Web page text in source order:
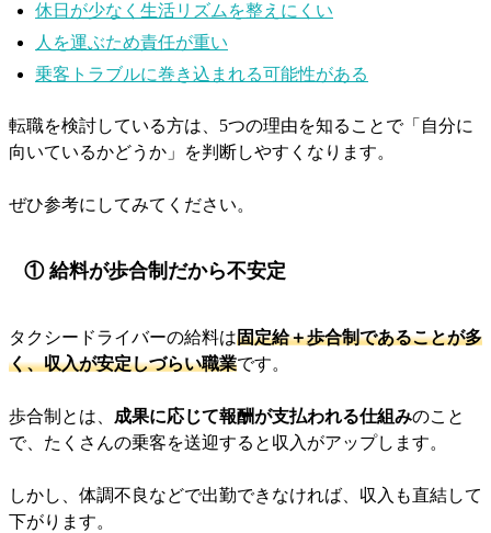
休日が少なく生活リズムを整えにくい
人を運ぶため責任が重い
乗客トラブルに巻き込まれる可能性がある
転職を検討している方は、5つの理由を知ることで「自分に
向いているかどうか」を判断しやすくなります。
ぜひ参考にしてみてください。
① 給料が歩合制だから不安定
タクシードライバーの給料は固定給＋歩合制であることが多
く、収入が安定しづらい職業です。
歩合制とは、 成果に応じて報酬が支払われる仕組みのこと
で、たくさんの乗客を送迎すると収入がアップします。
しかし、体調不良などで出勤できなければ、収入も直結して
下がります。